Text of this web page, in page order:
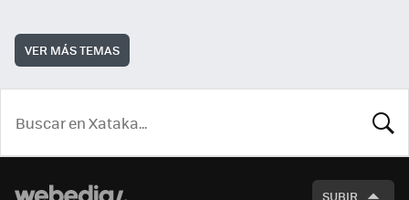
VER MÁS TEMAS
SUBIR